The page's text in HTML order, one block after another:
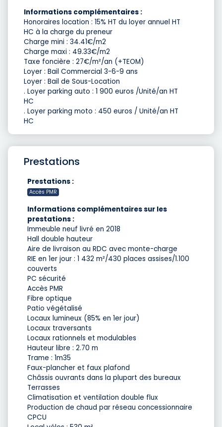
Informations complémentaires :
Honoraires location : 15% HT du loyer annuel HT
HC à la charge du preneur
Charge mini : 34.41€/m2
Charge maxi : 49.33€/m2
Taxe foncière : 27€/m²/an (+TEOM)
Loyer : Bail Commercial 3-6-9 ans
Loyer : Bail de Sous-Location
. Loyer parking auto : 1 900 euros /Unité/an HT
HC
. Loyer parking moto : 450 euros / Unité/an HT
HC
Prestations
Prestations :
Accès PMR
Informations complémentaires sur les
prestations :
Immeuble neuf livré en 2018
Hall double hauteur
Aire de livraison au RDC avec monte-charge
RIE en 1er jour : 1 432 m²/430 places assises/1.100
couverts
PC sécurité
Accès PMR
Fibre optique
Patio végétalisé
Locaux lumineux (85% en 1er jour)
Locaux traversants
Locaux rationnels et modulables
Hauteur libre : 2.70 m
Trame : 1m35
Faux-plancher et faux plafond
Châssis ouvrants dans la plupart des bureaux
Terrasses
Climatisation et ventilation double flux
Production de chaud par réseau concessionnaire
CPCU